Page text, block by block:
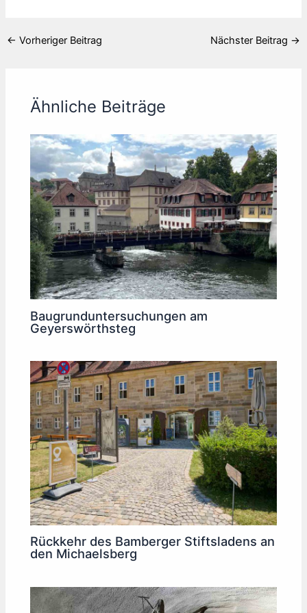
← Vorheriger Beitrag Nächster Beitrag →
Ähnliche Beiträge
Baugrunduntersuchungen am
Geyerswörthsteg
Rückkehr des Bamberger Stiftsladens an
den Michaelsberg